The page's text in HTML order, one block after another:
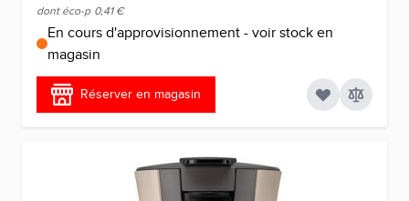
dont éco-p 0,41 €
En cours d'approvisionnement - voir stock en
magasin
Réserver en magasin